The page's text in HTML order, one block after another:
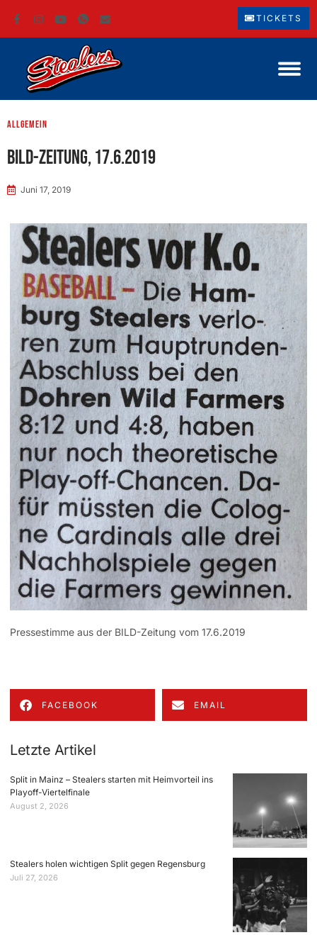
TICKETS
Allgemein
BILD-Zeitung, 17.6.2019
Juni 17, 2019
Pressestimme aus der BILD-Zeitung vom 17.6.2019
FACEBOOK EMAIL
Letzte Artikel
Split in Mainz – Stealers starten mit Heimvorteil ins
Playoff-Viertelfinale
August 2, 2026
Stealers holen wichtigen Split gegen Regensburg
Juli 27, 2026